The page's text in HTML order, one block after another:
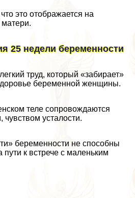
это отображается на
25 недели беременности
труд, который «забирает»
беременной женщины.
теле сопровождаются
усталости.
беременности не способны
к встрече с маленьким